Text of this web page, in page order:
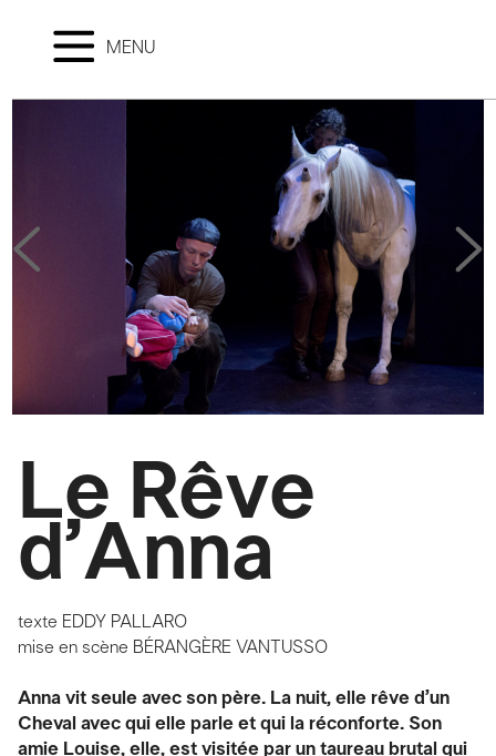
MENU
Le Rêve
d’Anna
texte EDDY PALLARO
mise en scène BÉRANGÈRE VANTUSSO
Anna vit seule avec son père. La nuit, elle rêve d’un
Cheval avec qui elle parle et qui la réconforte. Son
amie Louise, elle, est visitée par un taureau brutal qui